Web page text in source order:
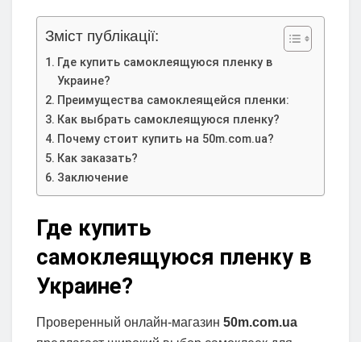
Зміст публікації:
Где купить самоклеящуюся пленку в
Украине?
Преимущества самоклеящейся пленки:
Как выбрать самоклеящуюся пленку?
Почему стоит купить на 50m.com.ua?
Как заказать?
Заключение
Где купить
самоклеящуюся пленку в
Украине?
Проверенный онлайн-магазин 50m.com.ua